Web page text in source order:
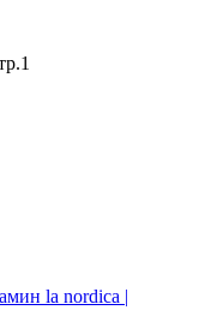
la nordica |